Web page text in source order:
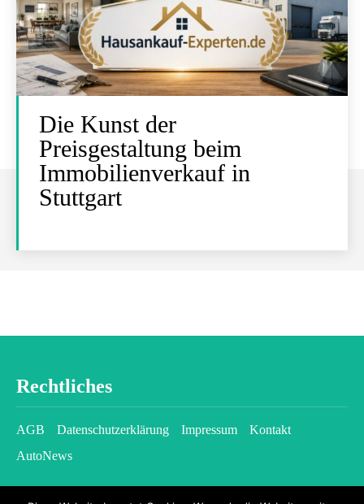
Die Kunst der
Preisgestaltung beim
Immobilienverkauf in
Stuttgart
Rechtliches
AGB Datenschutzerklärung Impressum
Kontakt
AutoNews